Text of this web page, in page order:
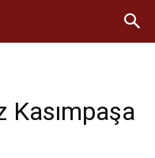
Kasımpaşa